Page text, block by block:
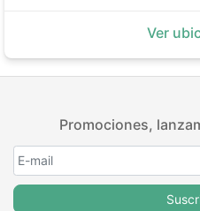
Ver
Promociones,